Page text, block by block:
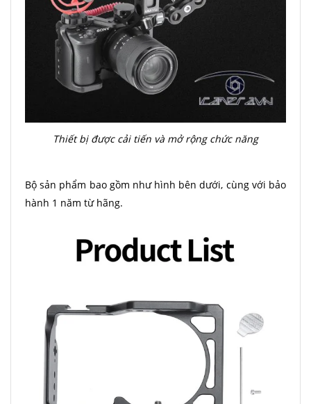
Thiết bị được cải tiến và mở rộng chức năng
Bộ sản phẩm bao gồm như hình bên dưới, cùng với bảo
hành 1 năm từ hãng.